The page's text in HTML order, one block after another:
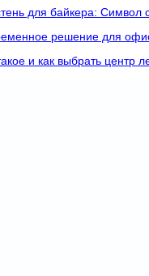
для байкера: Символ
решение для
и как выбрать центр